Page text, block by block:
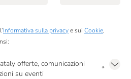
Informativa sulla privacye sui Cookie,
offerte, comunicazioni
su eventi
*